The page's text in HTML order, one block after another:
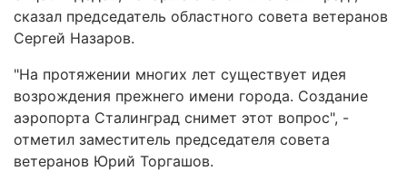
сказал председатель областного совета ветеранов
Сергей Назаров.
"На протяжении многих лет существует идея
возрождения прежнего имени города. Создание
аэропорта Сталинград снимет этот вопрос", -
отметил заместитель председателя совета
ветеранов Юрий Торгашов.